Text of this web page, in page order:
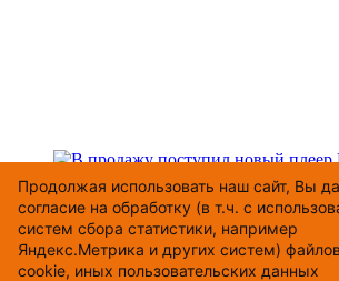
12.09.2017
В продажу поступил новый плеер
поколения
Продолжая использовать наш cайт, Вы
согласие на обработку (в т.ч. с
систем сбора статистики, например
Яндекс.Метрика и других систем) файлов
cookie, иных пользовательских данных